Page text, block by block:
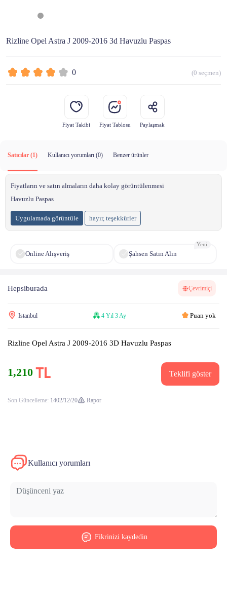
Rizline Opel Astra J 2009-2016 3d Havuzlu Paspas
0 (0 seçmen)
Fiyat Takibi Fiyat Tablosu Paylaşmak
Satıcılar (1) Kullanıcı yorumları (0) Benzer ürünler
Fiyatların ve satın almaların daha kolay görüntülenmesi
Havuzlu Paspas
Uygulamada görüntüle hayır, teşekkürler
Online Alışveriş Şahsen Satın Alın
Yeni
Hepsiburada Çevrimiçi
Istanbul 4 Yıl 3 Ay Puan yok
Rizline Opel Astra J 2009-2016 3D Havuzlu Paspas
1,210 Teklifi göster
Son Güncelleme: 1402/12/20 Rapor
Kullanıcı yorumları
Fikrinizi kaydedin